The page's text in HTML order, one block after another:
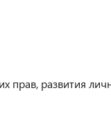
развития